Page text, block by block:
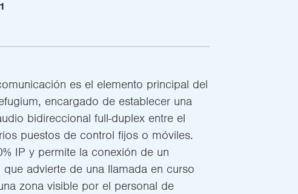
es el elemento principal del
encargado de establecer una
bidireccional full-duplex entre el
puestos de control fijos o móviles.
IP y permite la conexión de un
advierte de una llamada en curso
zona visible por el personal de